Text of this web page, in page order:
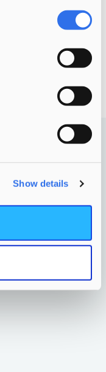
Show details
altijd deed